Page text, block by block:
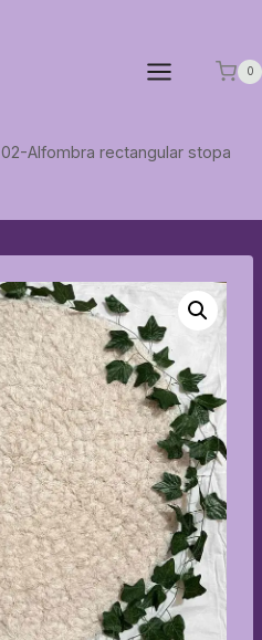
0
02-Alfombra rectangular stopa